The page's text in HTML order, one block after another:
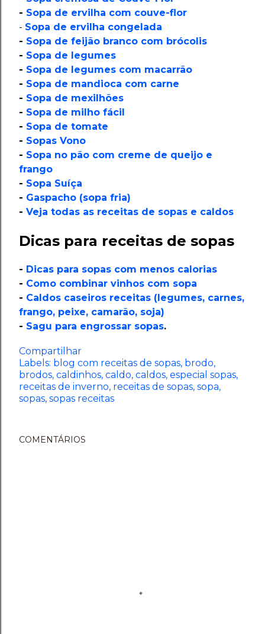
- Sopa de ervilha com couve-flor
- Sopa de ervilha congelada
- Sopa de feijão branco com brócolis
- Sopa de legumes
- Sopa de legumes com macarrão
- Sopa de mandioca com carne
- Sopa de mexilhões
- Sopa de milho fácil
- Sopa de tomate
- Sopas Vono
- Sopa no pão com creme de queijo e
frango
- Sopa Suíça
- Gaspacho (sopa fria)
- Veja todas as receitas de sopas e caldos
Dicas para receitas de sopas
- Dicas para sopas com menos calorias
- Como combinar vinhos com sopa
- Caldos caseiros receitas (legumes, carnes,
frango, peixe, camarão, soja)
- Sagu para engrossar sopas.
Compartilhar
Labels: blog com receitas de sopas brodo
brodos caldinhos caldo caldos especial sopas
receitas de inverno receitas de sopas sopa
sopas sopas receitas
COMENTÁRIOS